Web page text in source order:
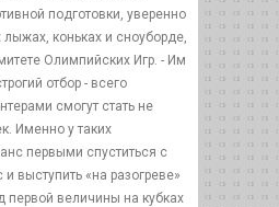
подготовки, уверенно
коньках и сноуборде,
Олимпийских Игр. - Им
отбор - всего
смогут стать не
Именно у таких
первыми спуститься с
выступить «на разогреве»
первой величины на кубках